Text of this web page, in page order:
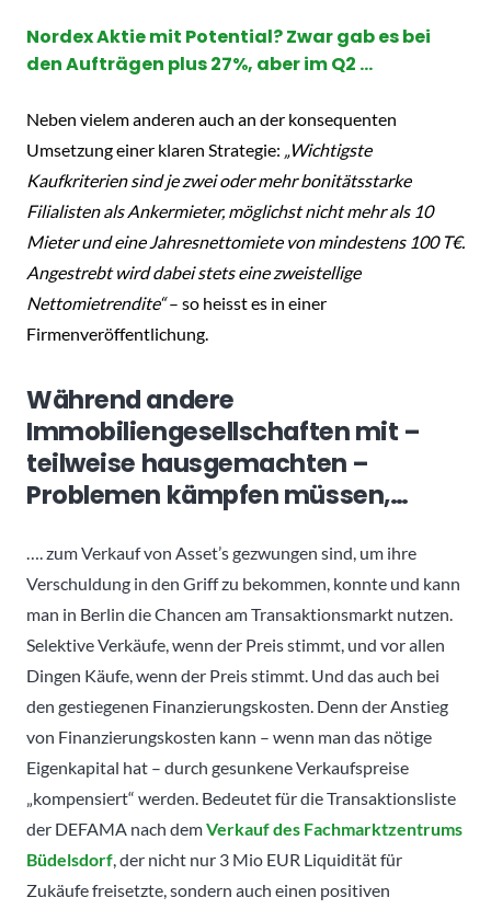
Nordex Aktie mit Potential? Zwar gab es bei
den Aufträgen plus 27%, aber im Q2 …
Neben vielem anderen auch an der konsequenten
Umsetzung einer klaren Strategie:
„Wichtigste
Kaufkriterien sind je zwei oder mehr bonitätsstarke
Filialisten als Ankermieter, möglichst nicht mehr als 10
Mieter und eine Jahresnettomiete von mindestens 100 T€.
Angestrebt wird dabei stets eine zweistellige
Nettomietrendite“– so heisst es in einer
Firmenveröffentlichung.
Während andere
Immobiliengesellschaften mit –
teilweise hausgemachten –
Problemen kämpfen müssen,…
…. zum Verkauf von Asset’s gezwungen sind, um ihre
Verschuldung in den Griff zu bekommen, konnte und kann
man in Berlin die Chancen am Transaktionsmarkt nutzen.
Selektive Verkäufe, wenn der Preis stimmt, und vor allen
Dingen Käufe, wenn der Preis stimmt. Und das auch bei
den gestiegenen Finanzierungskosten. Denn der Anstieg
von Finanzierungskosten kann – wenn man das nötige
Eigenkapital hat – durch gesunkene Verkaufspreise
„kompensiert“ werden. Bedeutet für die Transaktionsliste
der DEFAMA nach demVerkauf des Fachmarktzentrums
Büdelsdorf , der nicht nur 3 Mio EUR Liquidität für
Zukäufe freisetzte, sondern auch einen positiven